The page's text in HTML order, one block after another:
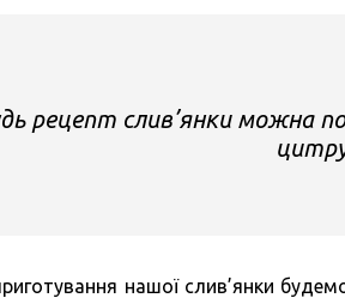
рецепт слив’янки можна
нашої слив’янки